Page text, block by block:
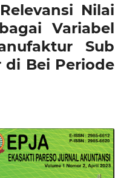
Nilai
Variabel
Sub
di Bei Periode